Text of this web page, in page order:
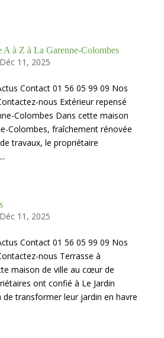
A à Z à La Garenne-Colombes
Déc 11, 2025
Contact 01 56 05 99 09 Nos
nous Extérieur repensé
Colombes Dans cette maison
Colombes, fraîchement rénovée
travaux, le propriétaire
Déc 11, 2025
Contact 01 56 05 99 09 Nos
nous Terrasse à
maison de ville au cœur de
ont confié à Le Jardin
de transformer leur jardin en havre